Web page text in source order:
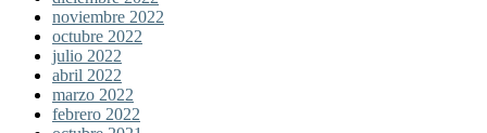
noviembre 2022
octubre 2022
julio 2022
abril 2022
marzo 2022
febrero 2022